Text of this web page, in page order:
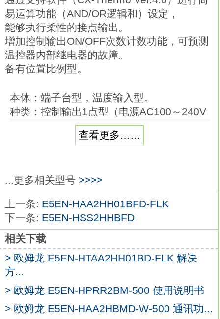
易运算功能（AND/OR逻辑和）设定，
能够执行柔性的接点输出。
增加控制输出ON/OFF次数计数功能，可预测
温控器内部继电器的故障。
备有位置比例型。
本体：端子台型，温度输入型。
种类：控制输出1点型（电源AC100～240V
外壳颜色：银色。
辅助输出点数：2点欧姆龙E5EN-
HSS2HBD。
加热器用断线、SSR故障、加热器过电流检
测功能/ES1B用电源：--。
事件输入点数：--。
传送输出：可传送输出（使用控制输出）
E5EN-HSS2HBD
通信：--。
48mm的通用温控器已升级＆功能/性能提
升。
指示精度提升、增加了预防维护功能，
查看更多……
...更多相关型号 >>>>
上一条: E5EN-HAA2HH01BFD-FLK
下一条: E5EN-HSS2HHBFD
相关下载
> 欧姆龙 E5EN-HTAA2HH01BD-FLK 解决
方...
> 欧姆龙 E5EN-HPRR2BM-500 使用说明书
> 欧姆龙 E5EN-HAA2HBMD-W-500 通讯功...